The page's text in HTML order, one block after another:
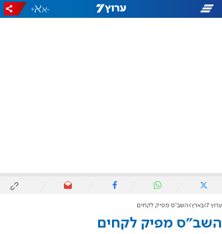
-
+
ערוץ 7 בארץ השב"ס מפיק לקחים
השב"ס מפיק לקחים